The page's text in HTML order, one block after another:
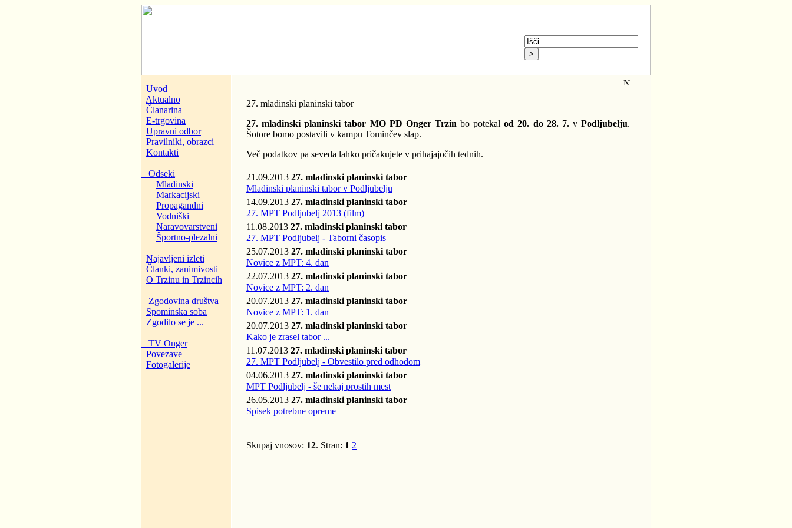
Uvod
Aktualno
Članarina
E-trgovina
Upravni odbor
Pravilniki, obrazci
Kontakti
Odseki
Mladinski
Markacijski
Propagandni
Vodniški
Naravovarstveni
Športno-plezalni
Najavljeni izleti
Članki, zanimivosti
O Trzinu in Trzincih
Zgodovina društva
Spominska soba
Zgodilo se je ...
TV Onger
Povezave
Fotogalerije
27. mladinski planinski tabor
27. mladinski planinski tabor MO PD Onger Trzin bo potekalod 20. do 28. 7.v Podljubelju.
Šotore bomo postavili v kampu Tominčev slap.
Več podatkov pa seveda lahko pričakujete v prihajajočih tednih.
21.09.2013 27. mladinski planinski tabor
Mladinski planinski tabor v Podljubelju
14.09.2013 27. mladinski planinski tabor
27. MPT Podljubelj 2013 (film)
11.08.2013 27. mladinski planinski tabor
27. MPT Podljubelj - Taborni časopis
25.07.2013 27. mladinski planinski tabor
Novice z MPT: 4. dan
22.07.2013 27. mladinski planinski tabor
Novice z MPT: 2. dan
20.07.2013 27. mladinski planinski tabor
Novice z MPT: 1. dan
20.07.2013 27. mladinski planinski tabor
Kako je zrasel tabor ...
11.07.2013 27. mladinski planinski tabor
27. MPT Podljubelj - Obvestilo pred odhodom
04.06.2013 27. mladinski planinski tabor
MPT Podljubelj - še nekaj prostih mest
26.05.2013 27. mladinski planinski tabor
Spisek potrebne opreme
Skupaj vnosov: 12. Stran: 1 2